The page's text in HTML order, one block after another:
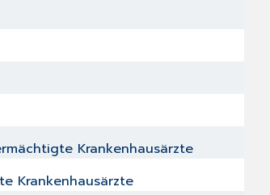
Krankenhausärzte
Krankenhausärzte